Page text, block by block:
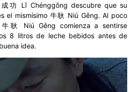
功 Lǐ Chénggōng descubre que su
el mismísimo 牛耿 Niú Gěng. Al poco
耿 Niú Gěng comienza a sentirse
8 litros de leche bebidos antes de
idea.